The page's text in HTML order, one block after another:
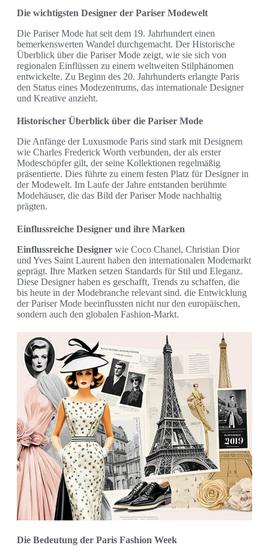
Die wichtigsten Designer der Pariser Modewelt
Die Pariser Mode hat seit dem 19. Jahrhundert einen
bemerkenswerten Wandel durchgemacht. Der Historische
Überblick über die Pariser Mode zeigt, wie sie sich von
regionalen Einflüssen zu einem weltweiten Stilphänomen
entwickelte. Zu Beginn des 20. Jahrhunderts erlangte Paris
den Status eines Modezentrums, das internationale Designer
und Kreative anzieht.
Historischer Überblick über die Pariser Mode
Die Anfänge der Luxusmode Paris sind stark mit Designern
wie Charles Frederick Worth verbunden, der als erster
Modeschöpfer gilt, der seine Kollektionen regelmäßig
präsentierte. Dies führte zu einem festen Platz für Designer in
der Modewelt. Im Laufe der Jahre entstanden berühmte
Modehäuser, die das Bild der Pariser Mode nachhaltig
prägten.
Einflussreiche Designer und ihre Marken
Einflussreiche Designer wie Coco Chanel, Christian Dior
und Yves Saint Laurent haben den internationalen Modemarkt
geprägt. Ihre Marken setzen Standards für Stil und Eleganz.
Diese Designer haben es geschafft, Trends zu schaffen, die
bis heute in der Modebranche relevant sind. die Entwicklung
der Pariser Mode beeinflussten nicht nur den europäischen,
sondern auch den globalen Fashion-Markt.
Die Bedeutung der Paris Fashion Week